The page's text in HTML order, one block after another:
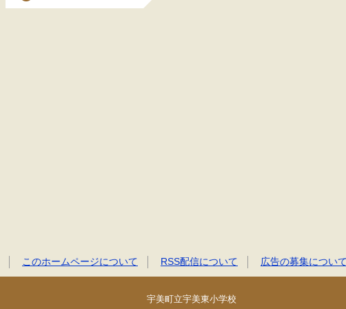
このホームページについて RSS配信について 広告の募集につい
宇美町立宇美東小学校